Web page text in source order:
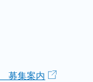
募集案内